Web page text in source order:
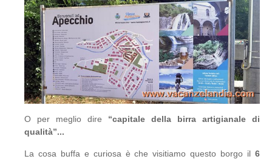
O per meglio dire “capitale della birra artigianale di
qualità”...
La cosa buffa e curiosa è che visitiamo questo borgo il 6